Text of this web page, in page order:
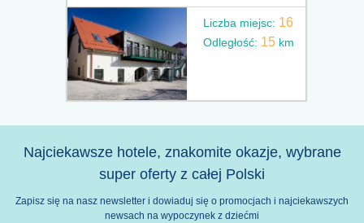
Liczba miejsc: 16
Odległość: 15km
Najciekawsze hotele, znakomite okazje, wybrane
super oferty z całej Polski
Zapisz się na nasz newsletter i dowiaduj się o promocjach i najciekawszych
newsach na wypoczynek z dziećmi